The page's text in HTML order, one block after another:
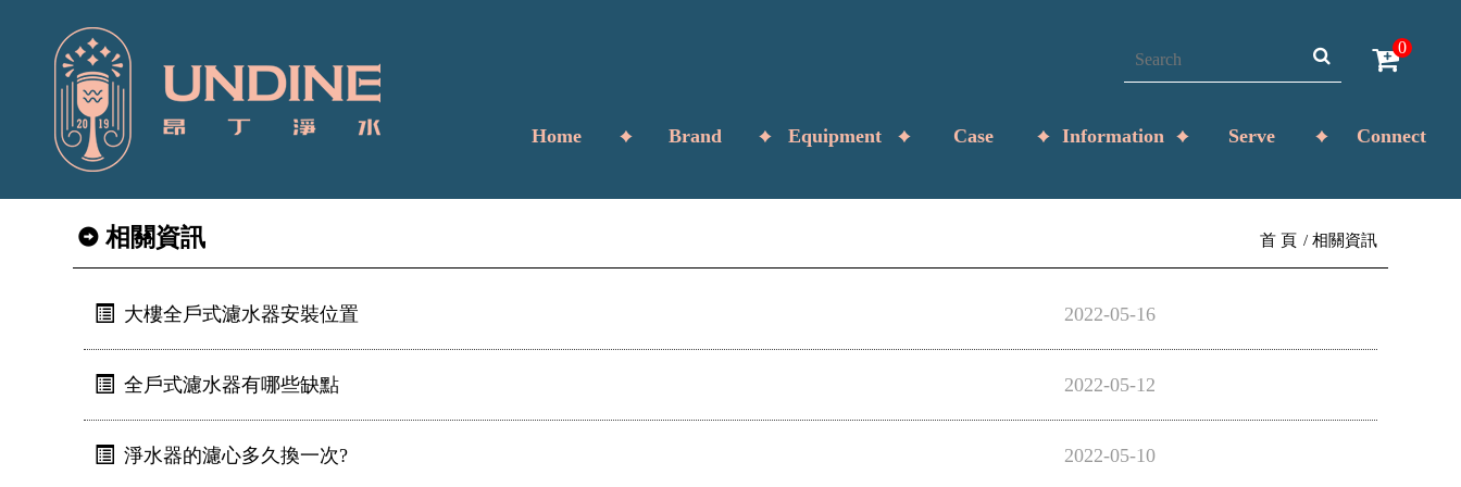
0
Home Brand Equipment Case Information Serve Connect
相關資訊 首 頁 相關資訊
大樓全戶式濾水器安裝位置 2022-05-16
全戶式濾水器有哪些缺點 2022-05-12
淨水器的濾心多久換一次? 2022-05-10